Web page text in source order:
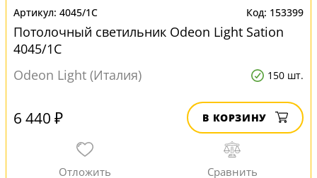
4045/1C 153399
Потолочный светильник Odeon Light Sation
4045/1C
Odeon Light (Италия)
150 шт.
6 440 ₽ В КОРЗИНУ